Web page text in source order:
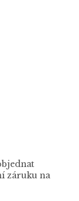
záruku na